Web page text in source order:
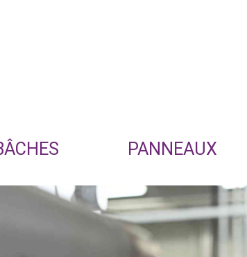
PANNEAUX